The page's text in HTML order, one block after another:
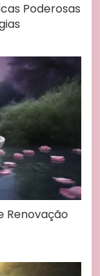
Poderosas
Renovação